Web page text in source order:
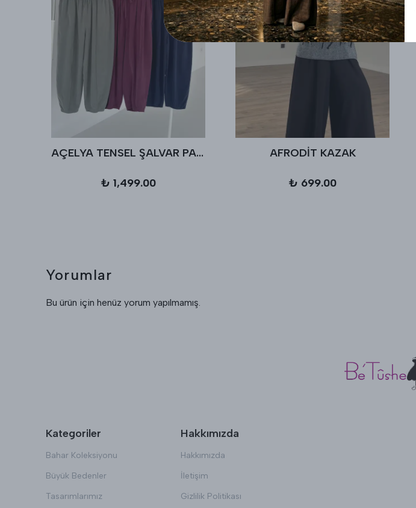
AÇELYA TENSEL ŞALVAR PANTALON
₺ 1,499.00
AFRODİT KAZAK
₺ 699.00
Yorumlar
Bu ürün için henüz yorum yapılmamış.
Kategoriler
Bahar Koleksiyonu
Büyük Bedenler
Tasarımlarımız
Hakkımızda
Hakkımızda
İletişim
Gizlilik Politikası